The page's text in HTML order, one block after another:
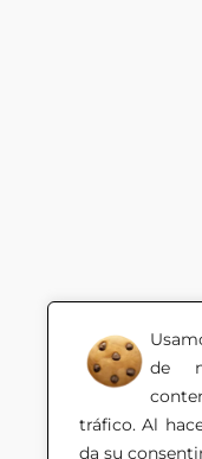
de
tráfico. Al
da su